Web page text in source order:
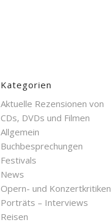
Kategorien
Aktuelle Rezensionen von
CDs, DVDs und Filmen
Allgemein
Buchbesprechungen
Festivals
News
Opern- und Konzertkritiken
Porträts – Interviews
Reisen